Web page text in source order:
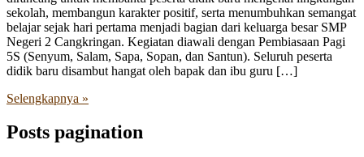
sekolah, membangun karakter positif, serta menumbuhkan semangat
belajar sejak hari pertama menjadi bagian dari keluarga besar SMP
Negeri 2 Cangkringan. Kegiatan diawali dengan Pembiasaan Pagi
5S (Senyum, Salam, Sapa, Sopan, dan Santun). Seluruh peserta
didik baru disambut hangat oleh bapak dan ibu guru […]
Selengkapnya »
Posts pagination